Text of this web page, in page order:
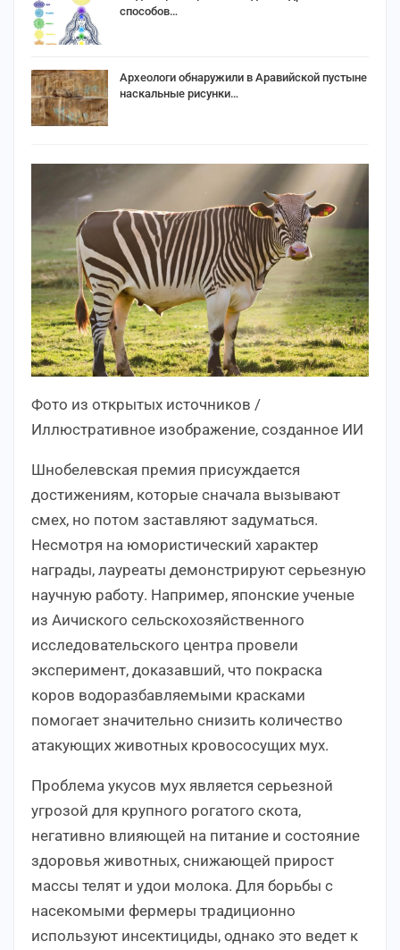
способов…
Археологи обнаружили в Аравийской пустыне
наскальные рисунки…
Фото из открытых источников /
Иллюстративное изображение, созданное ИИ
Шнобелевская премия присуждается
достижениям, которые сначала вызывают
смех, но потом заставляют задуматься.
Несмотря на юмористический характер
награды, лауреаты демонстрируют серьезную
научную работу. Например, японские ученые
из Аичиского сельскохозяйственного
исследовательского центра провели
эксперимент, доказавший, что покраска
коров водоразбавляемыми красками
помогает значительно снизить количество
атакующих животных кровососущих мух.
Проблема укусов мух является серьезной
угрозой для крупного рогатого скота,
негативно влияющей на питание и состояние
здоровья животных, снижающей прирост
массы телят и удои молока. Для борьбы с
насекомыми фермеры традиционно
используют инсектициды, однако это ведет к